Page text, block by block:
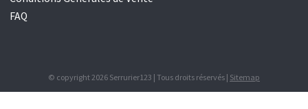
FAQ
© copyright 2026 Serrurier123 | Tous droits réservés | Sitemap